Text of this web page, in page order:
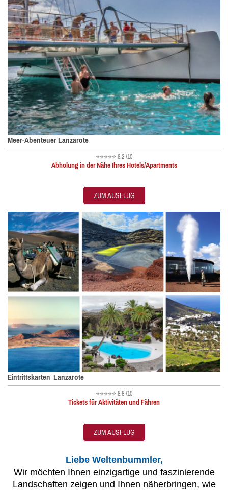
Meer-Abenteuer Lanzarote
⭐⭐⭐⭐⭐ 8.2 /10
Abholung in der Nähe Ihres Hotels/Apartments
ZUM AUSFLUG
Eintrittskarten Lanzarote
⭐⭐⭐⭐⭐ 8.8 /10
Tickets für Aktivitäten und Fähren
ZUM AUSFLUG
Liebe Weltenbummler,
Wir möchten Ihnen einzigartige und faszinierende
Landschaften zeigen und Ihnen näherbringen, wie